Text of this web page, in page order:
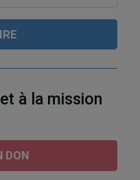
à la mission
DON